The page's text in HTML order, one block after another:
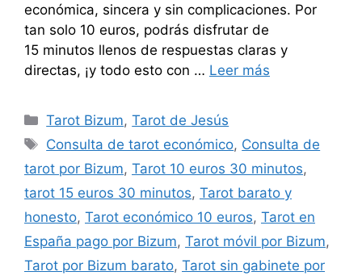
económica, sincera y sin complicaciones. Por
tan solo 10 euros, podrás disfrutar de
15 minutos llenos de respuestas claras y
directas, ¡y todo esto con … Leer más
Categorías
Tarot Bizum,Tarot de Jesús
Etiquetas
Consulta de tarot económico, Consulta de
tarot por Bizum, Tarot 10 euros 30 minutos,
tarot 15 euros 30 minutos, Tarot barato y
honesto, Tarot económico 10 euros, Tarot en
España pago por Bizum, Tarot móvil por Bizum,
Tarot por Bizum barato, Tarot sin gabinete por